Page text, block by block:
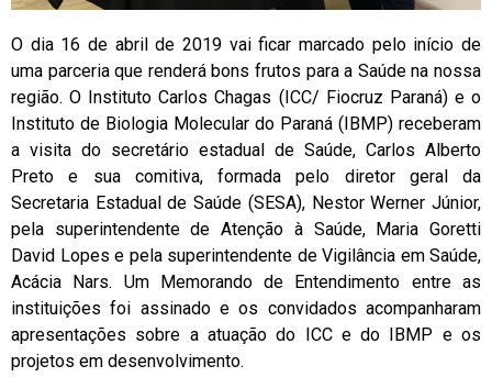
O dia 16 de abril de 2019 vai ficar marcado pelo início de
uma parceria que renderá bons frutos para a Saúde na nossa
região. O Instituto Carlos Chagas (ICC/ Fiocruz Paraná) e o
Instituto de Biologia Molecular do Paraná (IBMP) receberam
a visita do secretário estadual de Saúde, Carlos Alberto
Preto e sua comitiva, formada pelo diretor geral da
Secretaria Estadual de Saúde (SESA), Nestor Werner Júnior,
pela superintendente de Atenção à Saúde, Maria Goretti
David Lopes e pela superintendente de Vigilância em Saúde,
Acácia Nars. Um Memorando de Entendimento entre as
instituições foi assinado e os convidados acompanharam
apresentações sobre a atuação do ICC e do IBMP e os
projetos em desenvolvimento.